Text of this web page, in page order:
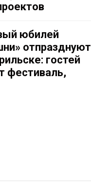
юбилей
отпразднуют
гостей
фестиваль,